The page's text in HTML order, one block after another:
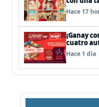
sorpresas
Hace 17
¡Ganay
cuatro
premios
Hace 1 día